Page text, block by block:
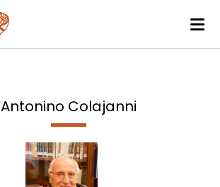
Antonino Colajanni